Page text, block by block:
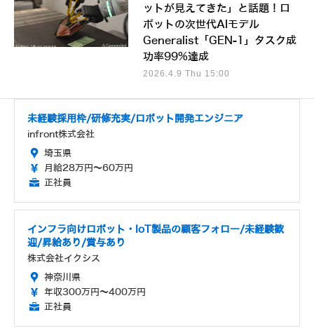
ットが見えてきた」と話題！ロ
ボットの次世代AIモデル
Generalist「GEN-1」タスク成
功率99%達成
2026.4.9 Thu 15:00
未経験採用枠/研修充実/ロボット開発エンジニア
infront株式会社
埼玉県
月給28万円～60万円
正社員
インフラ向けロボット・IoT製品の顧客フォロー/未経験歓
迎/昇給あり/賞与あり
株式会社イクシス
神奈川県
年収300万円～400万円
正社員